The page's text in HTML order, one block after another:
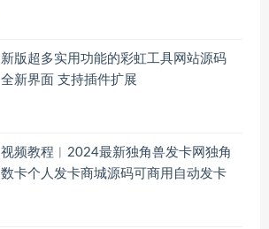
新版超多实用功能的彩虹工具网站源码
全新界面 支持插件扩展
视频教程︱2024最新独角兽发卡网独角
数卡个人发卡商城源码可商用自动发卡